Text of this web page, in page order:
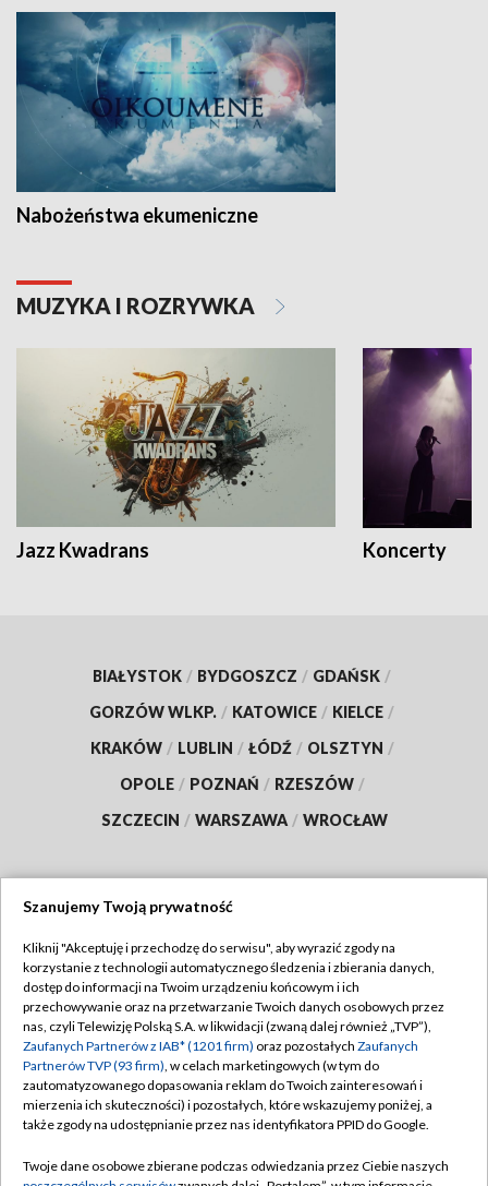
Nabożeństwa ekumeniczne
MUZYKA I ROZRYWKA
Jazz Kwadrans Koncerty
BIAŁYSTOK / BYDGOSZCZ / GDAŃSK /
GORZÓW WLKP. / KATOWICE / KIELCE /
KRAKÓW / LUBLIN / ŁÓDŹ / OLSZTYN /
OPOLE / POZNAŃ / RZESZÓW /
SZCZECIN / WARSZAWA / WROCŁAW
TVP
Abonament TVP
Emisja w TVP
Centrum informacji TVP
Naziemna Telewizja Cyfrowa
Regulamin TVP
Polityka prywatności
Moje zgody
Pomoc
Szanujemy Twoją prywatność
Kliknij "Akceptuję i przechodzę do serwisu", aby wyrazić zgody na
korzystanie z technologii automatycznego śledzenia i zbierania danych,
dostęp do informacji na Twoim urządzeniu końcowym i ich
przechowywanie oraz na przetwarzanie Twoich danych osobowych przez
nas, czyli Telewizję Polską S.A. w likwidacji (zwaną dalej również „TVP”),
Zaufanych Partnerów z IAB* (1201 firm) oraz pozostałych Zaufanych
Partnerów TVP (93 firm), w celach marketingowych (w tym do
zautomatyzowanego dopasowania reklam do Twoich zainteresowań i
mierzenia ich skuteczności) i pozostałych, które wskazujemy poniżej, a
także zgody na udostępnianie przez nas identyfikatora PPID do Google.
Twoje dane osobowe zbierane podczas odwiedzania przez Ciebie naszych